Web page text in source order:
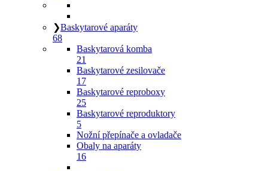
❯Baskytarové aparáty
68
Baskytarová komba
21
Baskytarové zesilovače
17
Baskytarové reproboxy
25
Baskytarové reproduktory
5
Nožní přepínače a ovladače
Obaly na aparáty
16